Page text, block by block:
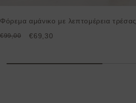
Φόρεμα αμάνικο με λεπτομέρεια τρέσας
€99,00 €69,30